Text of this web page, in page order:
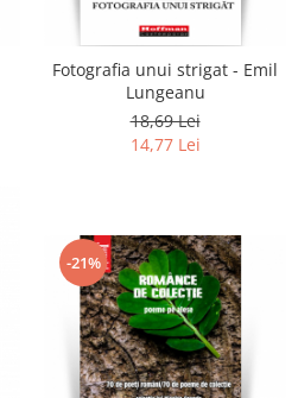
Fotografia unui strigat - Emil
Lungeanu
18,69 Lei
14,77 Lei
-21%